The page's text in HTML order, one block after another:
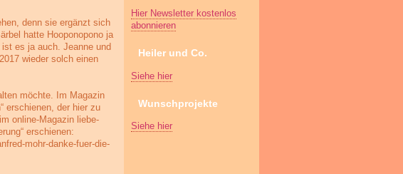
Hier Newsletter kostenlos
abonnieren
Heiler und Co.
Siehe hier
Wunschprojekte
Siehe hier
denn sie ergänzt sich
hatte Hooponopono ja
ist es ja auch. Jeanne und
wieder solch einen
möchte. Im Magazin
erschienen, der hier zu
online-Magazin liebe-
erschienen:
mohr-danke-fuer-die-